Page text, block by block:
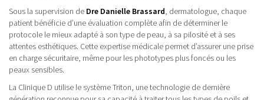
Sous la supervision de Dre Danielle Brassard, dermatologue, chaque
patient bénéficie d’une évaluation complète afin de déterminer le
protocole le mieux adapté à son type de peau, à sa pilosité et à ses
attentes esthétiques. Cette expertise médicale permet d’assurer une prise
en charge sécuritaire, même pour les phototypes plus foncés ou les
peaux sensibles.
La Clinique D utilise le système Triton, une technologie de dernière